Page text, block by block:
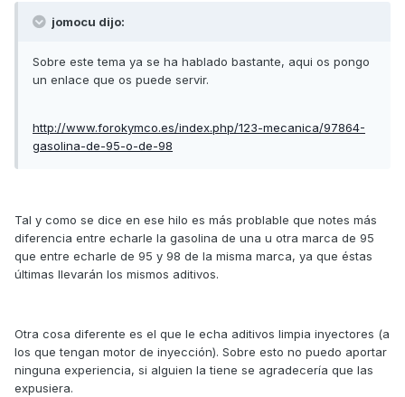
jomocu dijo:
Sobre este tema ya se ha hablado bastante, aqui os pongo
un enlace que os puede servir.
http://www.forokymco.es/index.php/123-mecanica/97864-
gasolina-de-95-o-de-98
Tal y como se dice en ese hilo es más problable que notes más
diferencia entre echarle la gasolina de una u otra marca de 95
que entre echarle de 95 y 98 de la misma marca, ya que éstas
últimas llevarán los mismos aditivos.
Otra cosa diferente es el que le echa aditivos limpia inyectores (a
los que tengan motor de inyección). Sobre esto no puedo aportar
ninguna experiencia, si alguien la tiene se agradecería que las
expusiera.